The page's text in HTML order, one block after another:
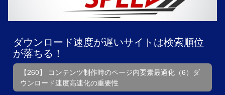
ダウンロード速度が遅いサイトは検索順位
が落ちる！
【260】 コンテンツ制作時のページ内要素最適化（6）ダ
ウンロード速度高速化の重要性